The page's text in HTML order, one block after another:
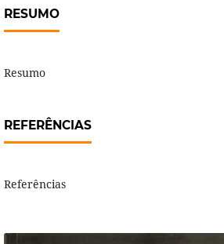
RESUMO
Resumo
REFERÊNCIAS
Referências